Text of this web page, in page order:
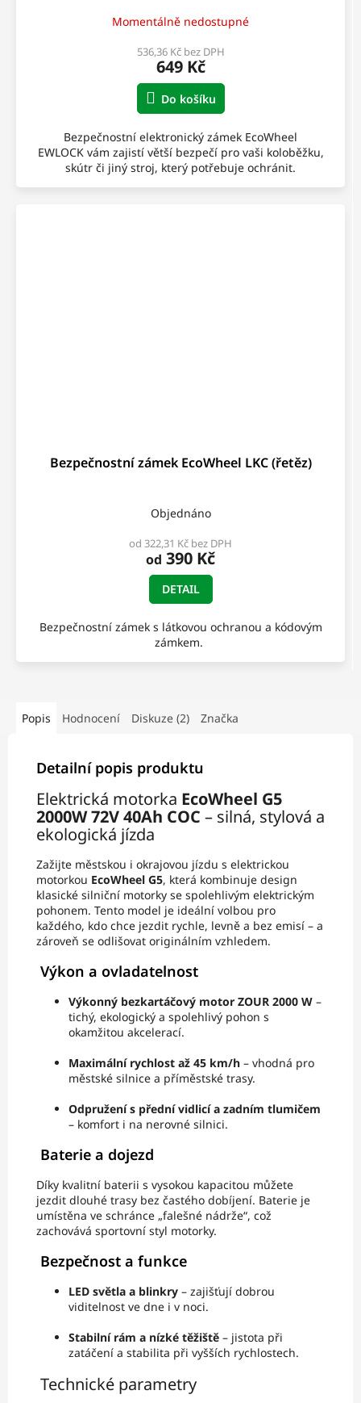
Momentálně nedostupné
536,36 Kč bez DPH
649 Kč
Do košíku
Bezpečnostní elektronický zámek EcoWheel
EWLOCK vám zajistí větší bezpečí pro vaši koloběžku,
skútr či jiný stroj, který potřebuje ochránit.
Bezpečnostní zámek EcoWheel LKC (řetěz)
Objednáno
od 322,31 Kč bez DPH
od 390 Kč
DETAIL
Bezpečnostní zámek s látkovou ochranou a kódovým
zámkem.
Popis Hodnocení Diskuze (2) Značka
Detailní popis produktu
Elektrická motorka EcoWheel G5
2000W 72V 40Ah COC – silná, stylová a
ekologická jízda
Zažijte městskou i okrajovou jízdu s elektrickou
motorkou EcoWheel G5, která kombinuje design
klasické silniční motorky se spolehlivým elektrickým
pohonem. Tento model je ideální volbou pro
každého, kdo chce jezdit rychle, levně a bez emisí – a
zároveň se odlišovat originálním vzhledem.
Výkon a ovladatelnost
Výkonný bezkartáčový motor ZOUR 2000 W –
tichý, ekologický a spolehlivý pohon s
okamžitou akcelerací.
Maximální rychlost až 45 km/h – vhodná pro
městské silnice a příměstské trasy.
Odpružení s přední vidlicí a zadním tlumičem
– komfort i na nerovné silnici.
Baterie a dojezd
Díky kvalitní baterii s vysokou kapacitou můžete
jezdit dlouhé trasy bez častého dobíjení. Baterie je
umístěna ve schránce „falešné nádrže“, což
zachovává sportovní styl motorky.
Bezpečnost a funkce
LED světla a blinkry – zajišťují dobrou
viditelnost ve dne i v noci.
Stabilní rám a nízké těžiště – jistota při
zatáčení a stabilita při vyšších rychlostech.
Technické parametry